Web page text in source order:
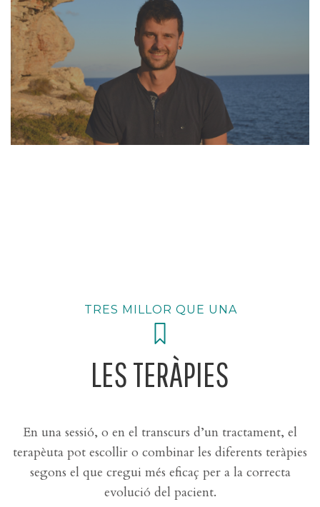
TRES MILLOR QUE UNA
LES TERÀPIES
En una sessió, o en el transcurs d’un tractament, el
terapèuta pot escollir o combinar les diferents teràpies
segons el que cregui més eficaç per a la correcta
evolució del pacient.